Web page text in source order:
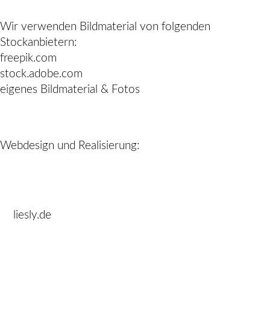
Wir verwenden Bildmaterial von folgenden
Stockanbietern:
freepik.com
stock.adobe.com
eigenes Bildmaterial & Fotos
Webdesign und Realisierung:
liesly.de